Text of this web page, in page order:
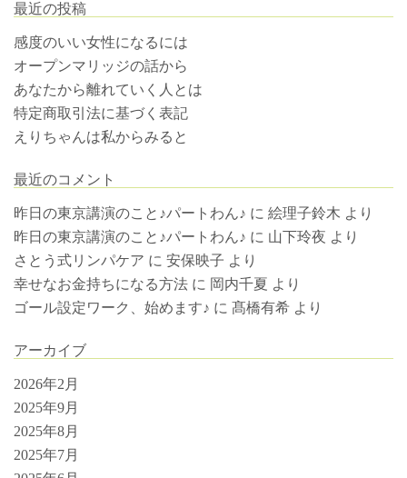
最近の投稿
感度のいい女性になるには
オープンマリッジの話から
あなたから離れていく人とは
特定商取引法に基づく表記
えりちゃんは私からみると
最近のコメント
昨日の東京講演のこと♪パートわん♪ に 絵理子鈴木 より
昨日の東京講演のこと♪パートわん♪ に 山下玲夜 より
さとう式リンパケア に 安保映子 より
幸せなお金持ちになる方法 に 岡内千夏 より
ゴール設定ワーク、始めます♪ に 髙橋有希 より
アーカイブ
2026年2月
2025年9月
2025年8月
2025年7月